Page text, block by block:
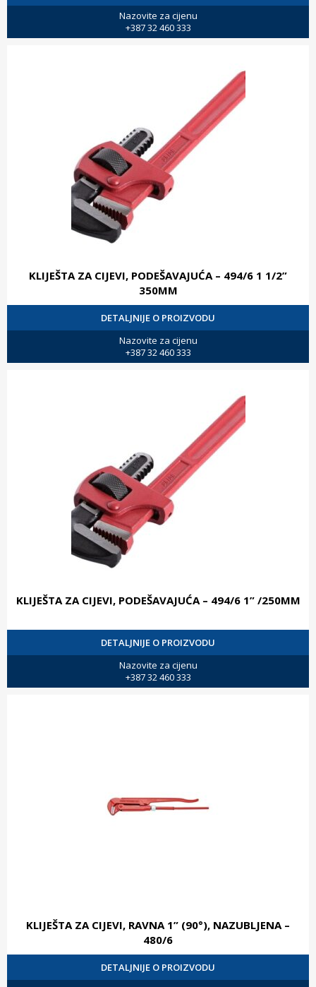
Nazovite za cijenu
+387 32 460 333
KLIJEŠTA ZA CIJEVI, PODEŠAVAJUĆA – 494/6 1 1/2”
350MM
DETALJNIJE O PROIZVODU
Nazovite za cijenu
+387 32 460 333
KLIJEŠTA ZA CIJEVI, PODEŠAVAJUĆA – 494/6 1” /250MM
DETALJNIJE O PROIZVODU
Nazovite za cijenu
+387 32 460 333
KLIJEŠTA ZA CIJEVI, RAVNA 1” (90°), NAZUBLJENA –
480/6
DETALJNIJE O PROIZVODU